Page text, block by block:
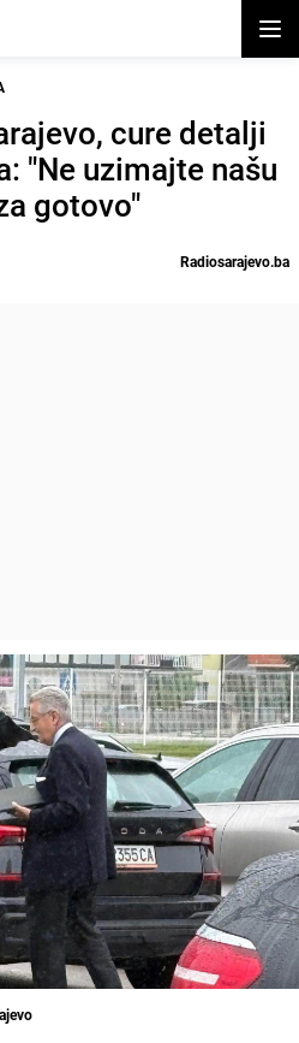
cure detalji
"Ne uzimajte našu
gotovo"
Radiosarajevo.ba